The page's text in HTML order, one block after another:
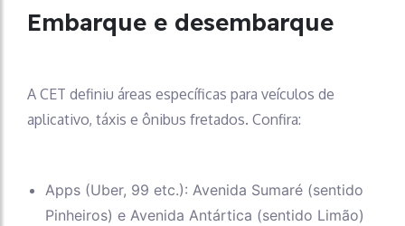
Embarque e desembarque
A CET definiu áreas específicas para veículos de
aplicativo, táxis e ônibus fretados. Confira:
Apps (Uber, 99 etc.): Avenida Sumaré (sentido
Pinheiros) e Avenida Antártica (sentido Limão)